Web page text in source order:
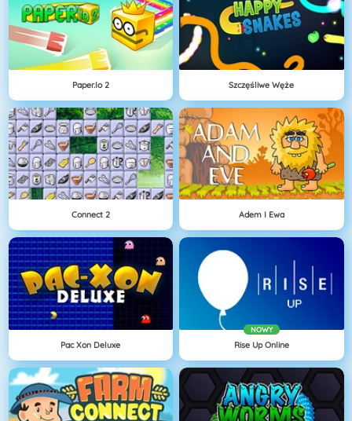
Paper.io 2 Szczęśliwe Węże
Connect 2 Adem I Ewa
Pac Xon Deluxe
NOWY
Rise Up Online